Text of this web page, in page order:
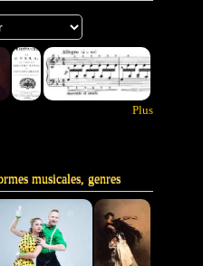
Plus
musicales, genres